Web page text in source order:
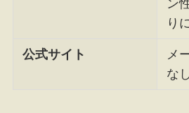
ン
り
公式サイト
メ
なし